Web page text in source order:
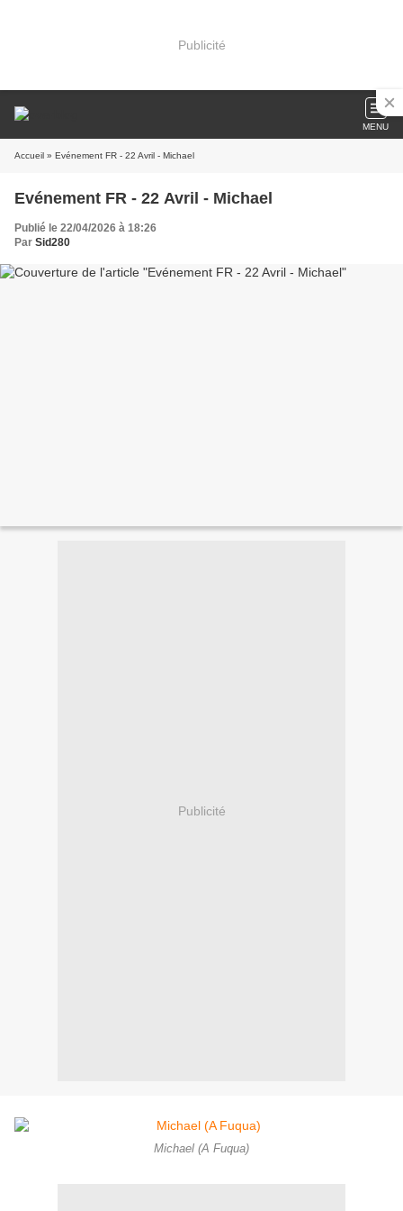
Publicité
MENU
Accueil » Evénement FR - 22 Avril - Michael
Evénement FR - 22 Avril - Michael
Publié le 22/04/2026 à 18:26
Par Sid280
Publicité
Michael (A Fuqua)